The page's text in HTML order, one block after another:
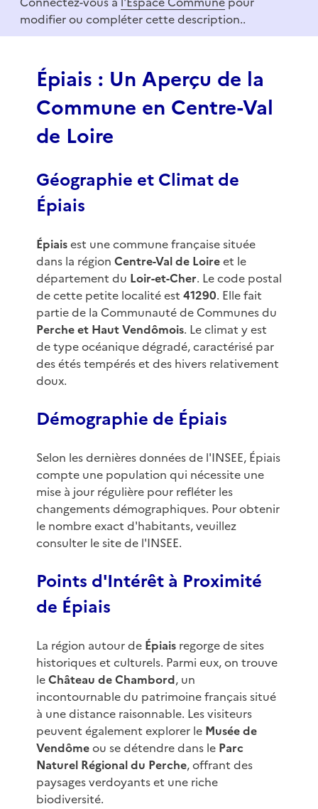
3
modifier ou compléter cette description..
Épiais : Un Aperçu de la
Commune en Centre-Val
de Loire
Géographie et Climat de
Épiais
Épiaisest une commune française située
dans la région Centre-Val de Loireet le
département du Loir-et-Cher. Le code postal
de cette petite localité est 41290. Elle fait
partie de la Communauté de Communes du
Perche et Haut Vendômois. Le climat y est
de type océanique dégradé, caractérisé par
des étés tempérés et des hivers relativement
doux.
Démographie de Épiais
Selon les dernières données de l'INSEE, Épiais
compte une population qui nécessite une
mise à jour régulière pour refléter les
changements démographiques. Pour obtenir
le nombre exact d'habitants, veuillez
consulter le site de l'INSEE.
Points d'Intérêt à Proximité
de Épiais
La région autour de Épiaisregorge de sites
historiques et culturels. Parmi eux, on trouve
leChâteau de Chambord, un
incontournable du patrimoine français situé
à une distance raisonnable. Les visiteurs
peuvent également explorer le Musée de
Vendômeou se détendre dans le Parc
Naturel Régional du Perche, offrant des
paysages verdoyants et une riche
biodiversité.